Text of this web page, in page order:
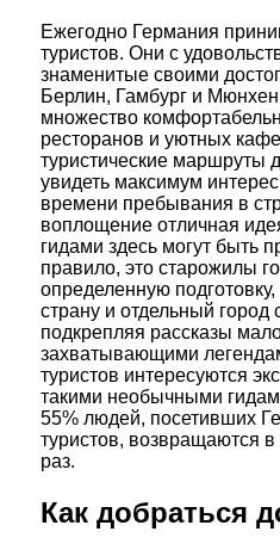
Ежегодно Германия
туристов. Они с
знаменитые своими
Берлин, Гамбург и
множество
ресторанов и уютных
туристические маршруты
увидеть максимум
времени пребывания в
воплощение отличная
гидами здесь могут быть
правило, это старожилы
определенную
страну и отдельный город
подкрепляя рассказы
захватывающими
туристов интересуются
такими необычными
55% людей, посетивших
туристов, возвращаются
раз.
Как добраться